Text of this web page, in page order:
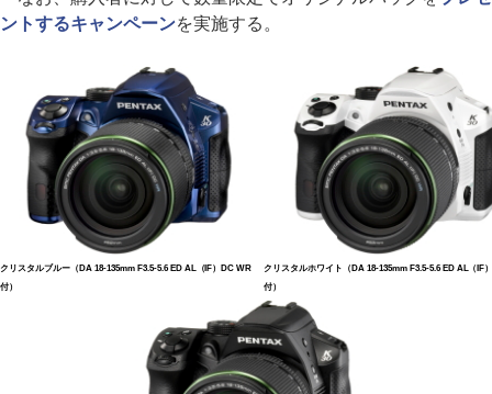
ントするキャンペーンを実施する。
クリスタルブルー（DA 18-135mm F3.5-5.6 ED AL（IF）DC WR
付）
クリスタルホワイト（DA 18-135mm F3.5-5.6 ED AL（IF
付）